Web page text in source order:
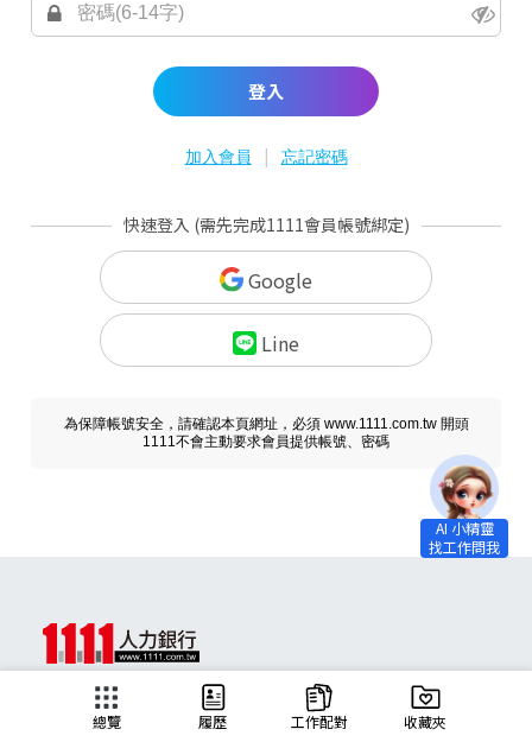
登入
加入會員 | 忘記密碼
快速登入 (需先完成1111會員帳號綁定)
Google
Line
為保障帳號安全，請確認本頁網址，必須 www.1111.com.tw 開頭
1111不會主動要求會員提供帳號、密碼
總覽 履歷 工作配對 收藏夾